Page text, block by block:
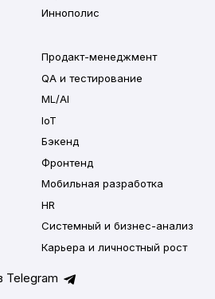
Иннополис
Продакт-менеджмент
QA и тестирование
ML/AI
IoT
Бэкенд
Фронтенд
Мобильная разработка
HR
Системный и бизнес-анализ
Карьера и личностный рост
Telegram